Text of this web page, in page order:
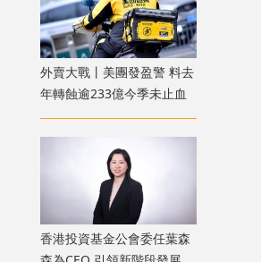
外賣大戰丨美團發盈警 料去
年轉蝕逾233億今季未止血
香港投資基金公會委任葉森